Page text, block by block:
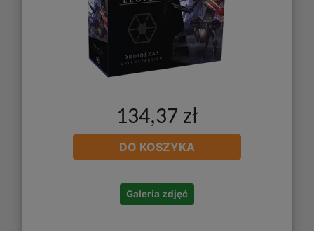
134,37 zł
DO KOSZYKA
Galeria zdjęć